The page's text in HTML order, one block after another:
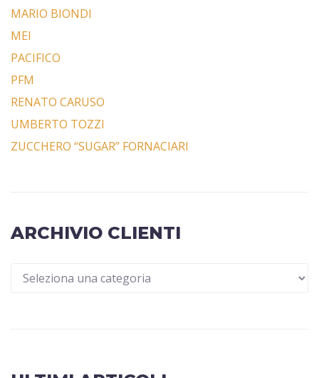
MARIO BIONDI
MEI
PACIFICO
PFM
RENATO CARUSO
UMBERTO TOZZI
ZUCCHERO “SUGAR” FORNACIARI
ARCHIVIO CLIENTI